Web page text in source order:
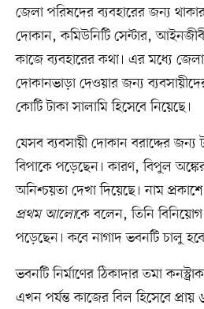
জেলা পরিষদের ব্যবহারের জন্য
দোকান, কমিউনিটি সেন্টার,
কাজে ব্যবহারের কথা। এর মধ্যে
দোকানভাড়া দেওয়ার জন্য
কোটি টাকা সালামি হিসেবে নিয়েছে।
যেসব ব্যবসায়ী দোকান বরাদ্দের জন্য
বিপাকে পড়েছেন। কারণ, বিপুল
অনিশ্চয়তা দেখা দিয়েছে। নাম
প্রথম আলোকে বলেন, তিনি
পড়েছেন। কবে নাগাদ ভবনটি চালু
ভবনটি নির্মাণের ঠিকাদার তমা
এখন পর্যন্ত কাজের বিল হিসেবে প্রায়